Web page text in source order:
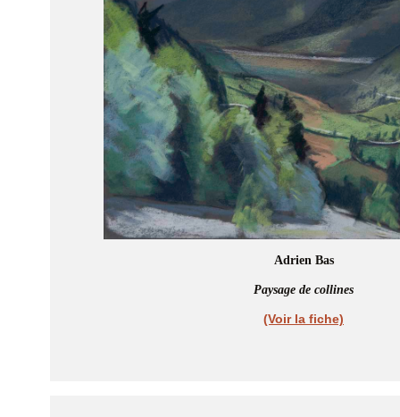
Adrien Bas
Paysage de collines
(Voir la fiche)